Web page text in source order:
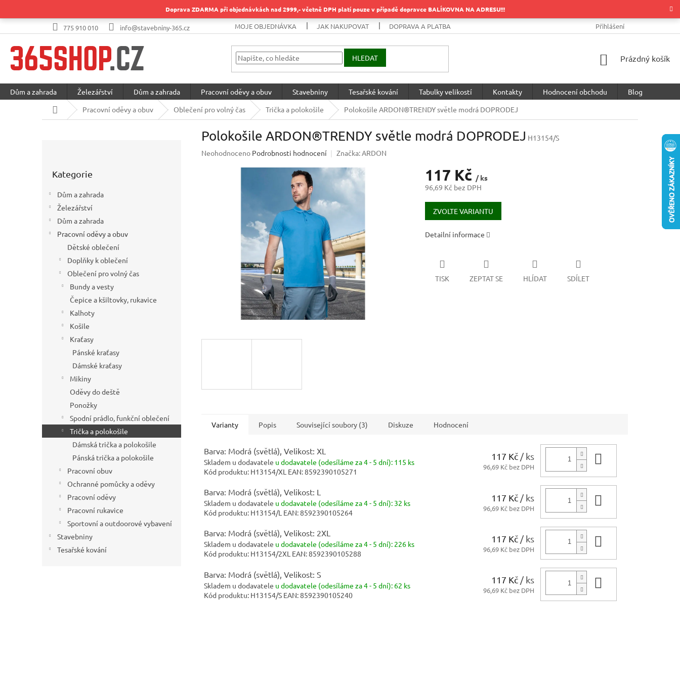
Doprava ZDARMA při objednávkách nad 2999,- včetně DPH platí pouze v případě dopravce BALÍKOVNA NA ADRESU!!!
775 910 010 info@stavebniny-365.cz MOJE OBJEDNÁVKA JAK NAKUPOVAT DOPRAVA A PLATBA PODMÍNKY OCHRANY OSOBNÍCH
Přihlášení
HLEDAT
NÁKUPNÍ
Prázdný košík
Dům a zahrada Železářství Dům a zahrada Pracovní oděvy a obuv Stavebniny Tesařské kování Tabulky velikostí Kontakty Hodnocení obchodu
Blog
Domů
Pracovní oděvy a obuv Oblečení pro volný čas Trička a polokošile Polokošile ARDON®TRENDY světle modrá DOPRODEJ
kategorie
Kategorie
Dům a zahrada
Železářství
Dům a zahrada
Pracovní oděvy a obuv
Dětské oblečení
Doplňky k oblečení
Oblečení pro volný čas
Bundy a vesty
Čepice a kšiltovky, rukavice
Kalhoty
Košile
Kraťasy
Pánské kraťasy
Dámské kraťasy
Mikiny
Oděvy do deště
Ponožky
Spodní prádlo, funkční oblečení
Trička a polokošile
Dámská trička a polokošile
Pánská trička a polokošile
Pracovní obuv
Ochranné pomůcky a oděvy
Pracovní oděvy
Pracovní rukavice
Sportovní a outdoorové vybavení
Stavebniny
Tesařské kování
Polokošile ARDON®TRENDY světle modrá DOPRODEJ H13154/S
Průměrné
Neohodnoceno Podrobnosti hodnocení Značka:ARDON
117 Kč / ks
96,69 Kč bez DPH
Měrná
cena:
ZVOLTE VARIANTU
Detailní informace
TISK ZEPTAT SE HLÍDAT SDÍLET
Varianty Popis Související soubory (3) Diskuze Hodnocení
Barva: Modrá (světlá), Velikost: XL
Skladem u dodavatele u dodavatele (odesíláme za 4 - 5 dní): 115 ks
Kód produktu: H13154/XL EAN:8592390105271
117 Kč / ks
96,69 Kč bez DPH
Barva: Modrá (světlá), Velikost: L
Skladem u dodavatele u dodavatele (odesíláme za 4 - 5 dní): 32 ks
Kód produktu: H13154/L EAN:8592390105264
117 Kč / ks
96,69 Kč bez DPH
Barva: Modrá (světlá), Velikost: 2XL
Skladem u dodavatele u dodavatele (odesíláme za 4 - 5 dní): 226 ks
Kód produktu: H13154/2XL EAN:8592390105288
117 Kč / ks
96,69 Kč bez DPH
Barva: Modrá (světlá), Velikost: S
Skladem u dodavatele u dodavatele (odesíláme za 4 - 5 dní): 62 ks
Kód produktu: H13154/S EAN:8592390105240
117 Kč / ks
96,69 Kč bez DPH